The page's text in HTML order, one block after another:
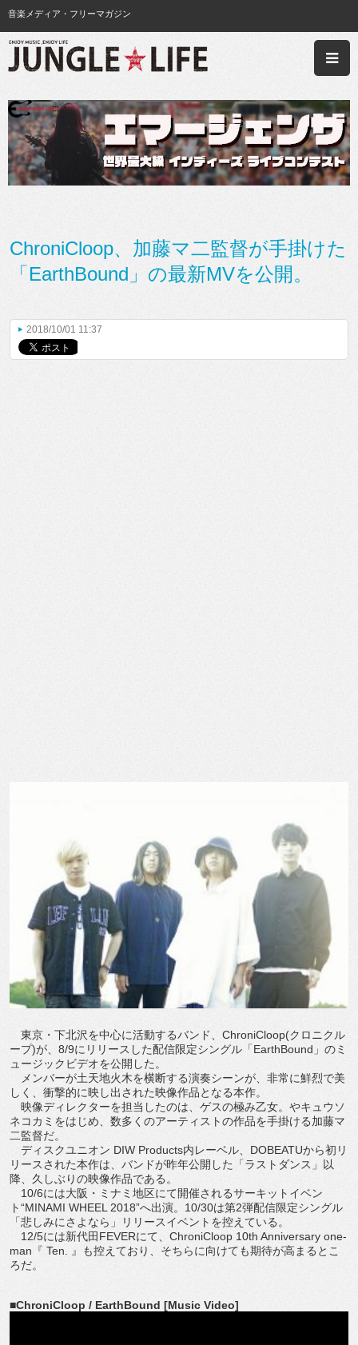
音楽メディア・フリーマガジン
ChroniCloop、加藤マ二監督が手掛けた
「EarthBound」の最新MVを公開。
2018/10/01 11:37
東京・下北沢を中心に活動するバンド、ChroniCloop(クロニクル
ープ)が、8/9にリリースした配信限定シングル「EarthBound」のミ
ュージックビデオを公開した。
メンバーが土天地火木を横断する演奏シーンが、非常に鮮烈で美
しく、衝撃的に映し出された映像作品となる本作。
映像ディレクターを担当したのは、ゲスの極み乙女。やキュウソ
ネコカミをはじめ、数多くのアーティストの作品を手掛ける加藤マ
二監督だ。
ディスクユニオン DIW Products内レーベル、DOBEATUから初リ
リースされた本作は、バンドが昨年公開した「ラストダンス」以
降、久しぶりの映像作品である。
10/6には大阪・ミナミ地区にて開催されるサーキットイベン
ト“MINAMI WHEEL 2018”へ出演。10/30は第2弾配信限定シングル
「悲しみにさよなら」リリースイベントを控えている。
12/5には新代田FEVERにて、ChroniCloop 10th Anniversary one-
man『 Ten. 』も控えており、そちらに向けても期待が高まるとこ
ろだ。
■ChroniCloop / EarthBound [Music Video]